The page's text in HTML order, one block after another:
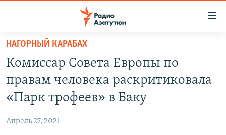
Перейти
основному
содержанию
Перейти
основной
навигации
ПОЛИТИКА
ЭКОНОМИКА
НАГОРНЫЙ КАРАБАХ
Комиссар Совета Европы по
правам человека раскритиковала
«Парк трофеев» в Баку
Апрель 27, 2021